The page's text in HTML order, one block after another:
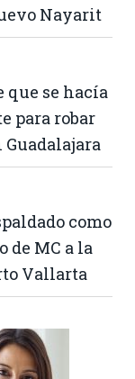
Nayarit
que se hacía
para robar
como
MC a la
Vallarta